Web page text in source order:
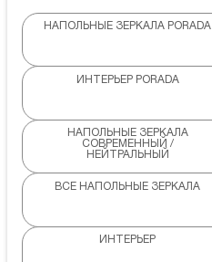
НАПОЛЬНЫЕ ЗЕРКАЛА PORADA
ИНТЕРЬЕР PORADA
НАПОЛЬНЫЕ ЗЕРКАЛА
СОВРЕМЕННЫЙ /
НЕЙТРАЛЬНЫЙ
ВСЕ НАПОЛЬНЫЕ ЗЕРКАЛА
ИНТЕРЬЕР